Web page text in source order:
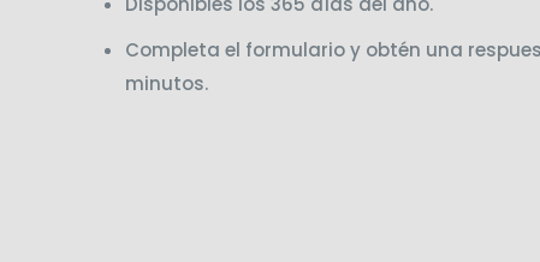
Completa el formulario y obtén una
minutos.